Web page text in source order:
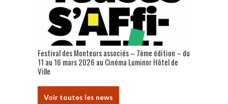
Festival des Monteurs associés – 7ème édition – du
11 au 16 mars 2026 au Cinéma Luminor Hôtel de
Ville
Voir toutes les news